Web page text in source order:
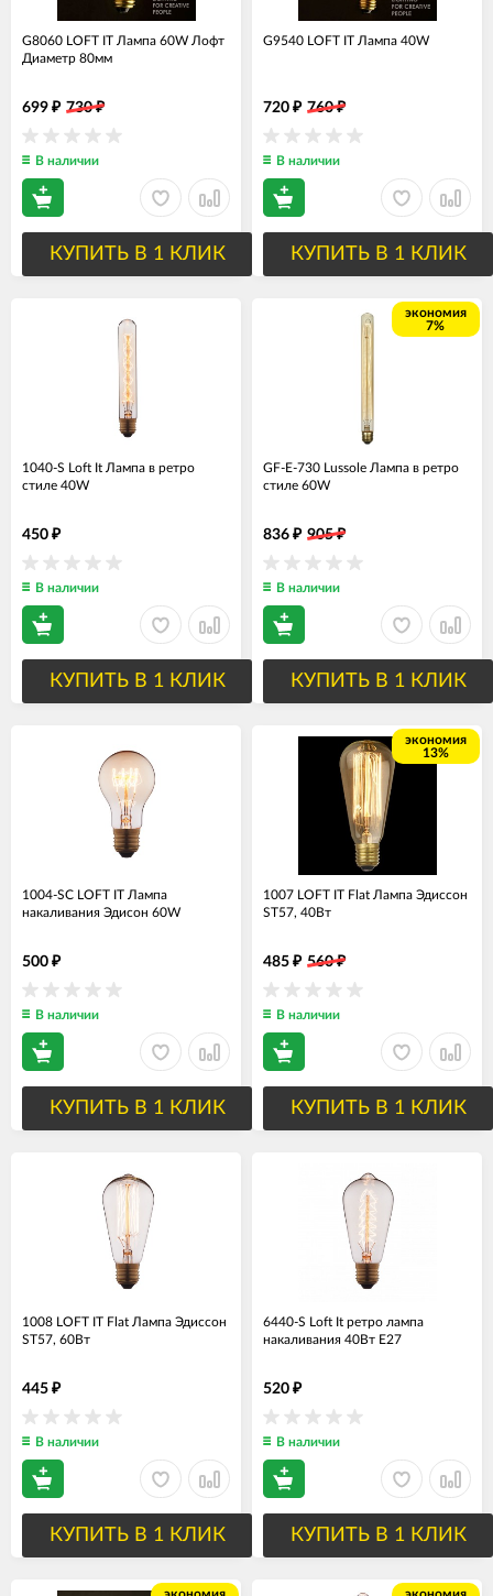
G8060 LOFT IT Лампа 60W Лофт
Диаметр 80мм
699 ₽ 730₽
В наличии
КУПИТЬ В 1 КЛИК
G9540 LOFT IT Лампа 40W
720 ₽ 760₽
В наличии
КУПИТЬ В 1 КЛИК
1040-S Loft It Лампа в ретро
стиле 40W
450 ₽
В наличии
КУПИТЬ В 1 КЛИК
экономия
7%
GF-E-730 Lussole Лампа в ретро
стиле 60W
836 ₽ 905₽
В наличии
КУПИТЬ В 1 КЛИК
1004-SC LOFT IT Лампа
накаливания Эдисон 60W
500 ₽
В наличии
КУПИТЬ В 1 КЛИК
экономия
13%
1007 LOFT IT Flat Лампа Эдиссон
ST57, 40Вт
485 ₽ 560₽
В наличии
КУПИТЬ В 1 КЛИК
1008 LOFT IT Flat Лампа Эдиссон
ST57, 60Вт
445 ₽
В наличии
КУПИТЬ В 1 КЛИК
6440-S Loft It ретро лампа
накаливания 40Вт Е27
520 ₽
В наличии
КУПИТЬ В 1 КЛИК